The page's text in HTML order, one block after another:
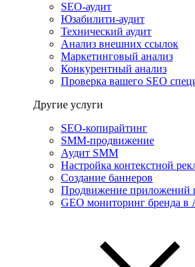
SEO-аудит
Юзабилити-аудит
Технический аудит
Анализ внешних ссылок
Маркетинговый анализ
Конкурентный анализ
Проверка вашего SEO
Другие услуги
SEO-копирайтинг
SMM-продвижение
Аудит SMM
Настройка контекстной
Создание баннеров
Продвижение приложений
GEO мониторинг бренда в